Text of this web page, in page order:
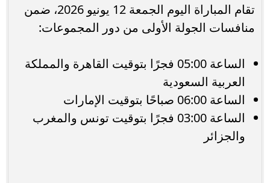
تقام المباراة اليوم الجمعة 12 يونيو 2026، ضمن
منافسات الجولة الأولى من دور المجموعات:
الساعة 05:00 فجرًا بتوقيت القاهرة والمملكة
العربية السعودية
الساعة 06:00 صباحًا بتوقيت الإمارات
الساعة 03:00 فجرًا بتوقيت تونس والمغرب
والجزائر